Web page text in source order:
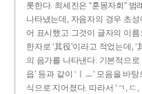
롯한다. 최세진은 “훈몽자회”
나타냈는데, 자음자의 경우 초
어 표시했고 그것이 글자의 이름
한자로 ‘其役’이라고 적었는데,
의 음가를 나타낸다. 기본적으로
읍’ 등과 같이 ‘ㅣㅡ’ 모음을 바
식으로 지어졌다. 따라서 ‘ㄱ, ㄷ,